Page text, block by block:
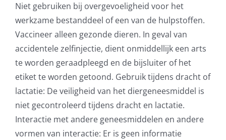
Niet gebruiken bij overgevoeligheid voor het
werkzame bestanddeel of een van de hulpstoffen.
Vaccineer alleen gezonde dieren. In geval van
accidentele zelfinjectie, dient onmiddellijk een arts
te worden geraadpleegd en de bijsluiter of het
etiket te worden getoond. Gebruik tijdens dracht of
lactatie: De veiligheid van het diergeneesmiddel is
niet gecontroleerd tijdens dracht en lactatie.
Interactie met andere geneesmiddelen en andere
vormen van interactie: Er is geen informatie